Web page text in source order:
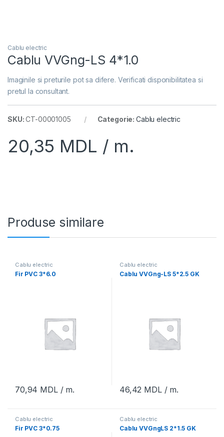
Cablu electric
Cablu VVGng-LS 4*1.0
Imaginile si preturile pot sa difere. Verificati disponibilitatea si
pretul la consultant.
SKU:CT-00001005 Categorie: Cablu electric
20,35 MDL / m.
Produse similare
Cablu electric
Fir PVC 3*6.0
70,94 MDL/ m.
Cablu electric
Cablu VVGng-LS 5*2.5 GK
46,42 MDL/ m.
Cablu electric
Fir PVC 3*0.75
Cablu electric
Cablu VVGngLS 2*1.5 GK